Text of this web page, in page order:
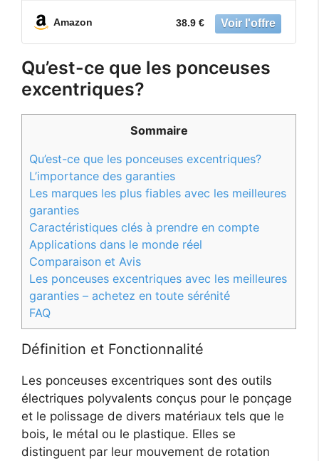
Amazon 38.9 €
Qu’est-ce que les ponceuses
excentriques?
Sommaire
Qu’est-ce que les ponceuses excentriques?
L’importance des garanties
Les marques les plus fiables avec les meilleures
garanties
Caractéristiques clés à prendre en compte
Applications dans le monde réel
Comparaison et Avis
Les ponceuses excentriques avec les meilleures
garanties – achetez en toute sérénité
FAQ
Définition et Fonctionnalité
Les ponceuses excentriques sont des outils
électriques polyvalents conçus pour le ponçage
et le polissage de divers matériaux tels que le
bois, le métal ou le plastique. Elles se
distinguent par leur mouvement de rotation